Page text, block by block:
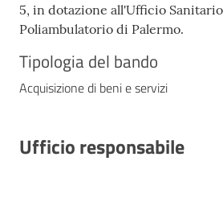
5, in dotazione all'Ufficio
Poliambulatorio di Palermo.
Tipologia del bando
Acquisizione di beni e servizi
Ufficio responsabile